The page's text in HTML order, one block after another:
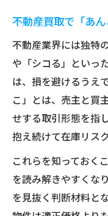
不動産買取で「あ
不動産業界には独特
や「シコる」といっ
は、損を避けるうえ
こ」とは、売主と買
せする取引形態を指
抱え続けて在庫リス
これらを知っておく
を読み解きやすくな
を見抜く判断材料と